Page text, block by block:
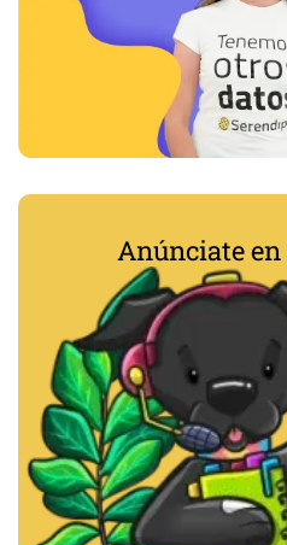
Anúnciate en